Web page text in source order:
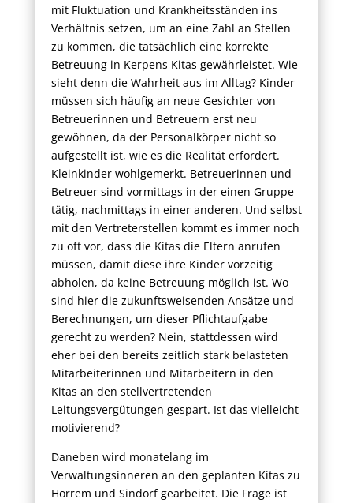
mit Fluktuation und Krankheitsständen ins
Verhältnis setzen, um an eine Zahl an Stellen
zu kommen, die tatsächlich eine korrekte
Betreuung in Kerpens Kitas gewährleistet. Wie
sieht denn die Wahrheit aus im Alltag? Kinder
müssen sich häufig an neue Gesichter von
Betreuerinnen und Betreuern erst neu
gewöhnen, da der Personalkörper nicht so
aufgestellt ist, wie es die Realität erfordert.
Kleinkinder wohlgemerkt. Betreuerinnen und
Betreuer sind vormittags in der einen Gruppe
tätig, nachmittags in einer anderen. Und selbst
mit den Vertreterstellen kommt es immer noch
zu oft vor, dass die Kitas die Eltern anrufen
müssen, damit diese ihre Kinder vorzeitig
abholen, da keine Betreuung möglich ist. Wo
sind hier die zukunftsweisenden Ansätze und
Berechnungen, um dieser Pflichtaufgabe
gerecht zu werden? Nein, stattdessen wird
eher bei den bereits zeitlich stark belasteten
Mitarbeiterinnen und Mitarbeitern in den
Kitas an den stellvertretenden
Leitungsvergütungen gespart. Ist das vielleicht
motivierend?
Daneben wird monatelang im
Verwaltungsinneren an den geplanten Kitas zu
Horrem und Sindorf gearbeitet. Die Frage ist